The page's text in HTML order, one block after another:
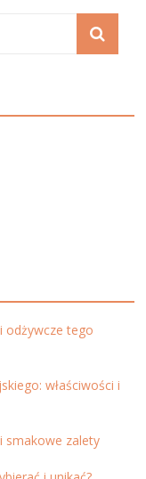
odżywcze tego
właściwości i
smakowe zalety